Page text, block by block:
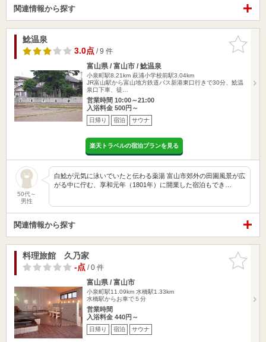
関連情報から探す
お気に入
りに追加
鯰温泉
3.0点/ 9 件
富山県 / 富山市 / 鯰温泉
小泉町駅8.21km 萩浦小学校前駅3.04km
JR富山駅から富山地方鉄道バス新港東口行きで30分、鯰温
泉口下車、徒…
営業時間 10:00～21:00
入浴料金 500円～
日帰り 宿泊 サウナ
楽天トラベルの宿泊プランを見る
50代～
男性
白鯰が元気に泳いでいたと伝わる薬湯 富山市郊外の田園風景が広
がる中に佇む、享和元年（1801年）に開業した宿泊もでき…
関連情報から探す
お気に入
りに追加
料理旅館 久乃家
-点/ 0 件
富山県 / 富山市
小泉町駅11.09km 水橋駅1.33km
水橋駅からお車で５分
営業時間
入浴料金 440円～
日帰り 宿泊 サウナ